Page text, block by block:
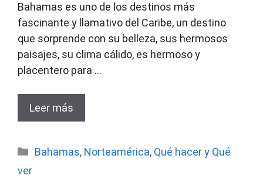
Bahamas es uno de los destinos más
fascinante y llamativo del Caribe, un destino
que sorprende con su belleza, sus hermosos
paisajes, su clima cálido, es hermoso y
placentero para …
Leer más
Categorías
Bahamas, Norteamérica, Qué hacer y Qué
ver